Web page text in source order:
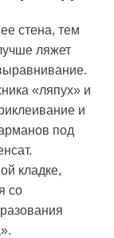
стена, тем
ляжет
«ляпух» и
и
под
кладке,
со